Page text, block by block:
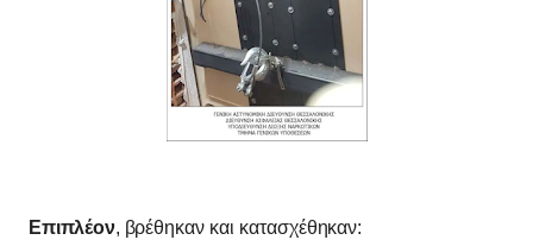
Επιπλέον, βρέθηκαν και κατασχέθηκαν: